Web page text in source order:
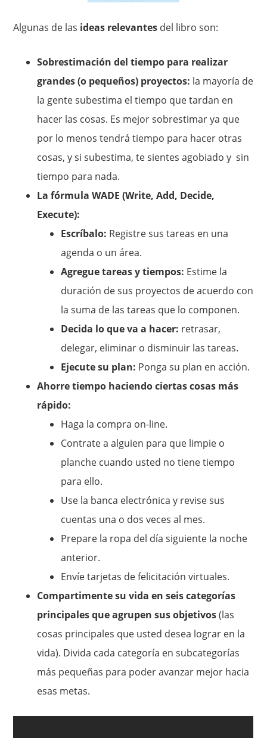
Algunas de las ideas relevantes del libro son:
Sobrestimación del tiempo para realizar
grandes (o pequeños) proyectos: la mayoría de
la gente subestima el tiempo que tardan en
hacer las cosas. Es mejor sobrestimar ya que
por lo menos tendrá tiempo para hacer otras
cosas, y si subestima, te sientes agobiado y sin
tiempo para nada.
La fórmula WADE (Write, Add, Decide,
Execute):
Escríbalo: Registre sus tareas en una
agenda o un área.
Agregue tareas y tiempos: Estime la
duración de sus proyectos de acuerdo con
la suma de las tareas que lo componen.
Decida lo que va a hacer: retrasar,
delegar, eliminar o disminuir las tareas.
Ejecute su plan: Ponga su plan en acción.
Ahorre tiempo haciendo ciertas cosas más
rápido:
Haga la compra on-line.
Contrate a alguien para que limpie o
planche cuando usted no tiene tiempo
para ello.
Use la banca electrónica y revise sus
cuentas una o dos veces al mes.
Prepare la ropa del día siguiente la noche
anterior.
Envíe tarjetas de felicitación virtuales.
Compartimente su vida en seis categorías
principales que agrupen sus objetivos(las
cosas principales que usted desea lograr en la
vida). Divida cada categoría en subcategorías
más pequeñas para poder avanzar mejor hacia
esas metas.